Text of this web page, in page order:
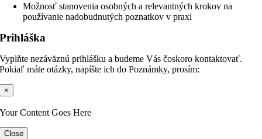
Možnosť stanovenia osobných a relevantných krokov na
používanie nadobudnutých poznatkov v praxi
Prihláška
Vyplňte nezáväznú prihlášku a budeme Vás čoskoro kontaktovať.
Pokiaľ máte otázky, napíšte ich do Poznámky, prosím:
×
Your Content Goes Here
Close